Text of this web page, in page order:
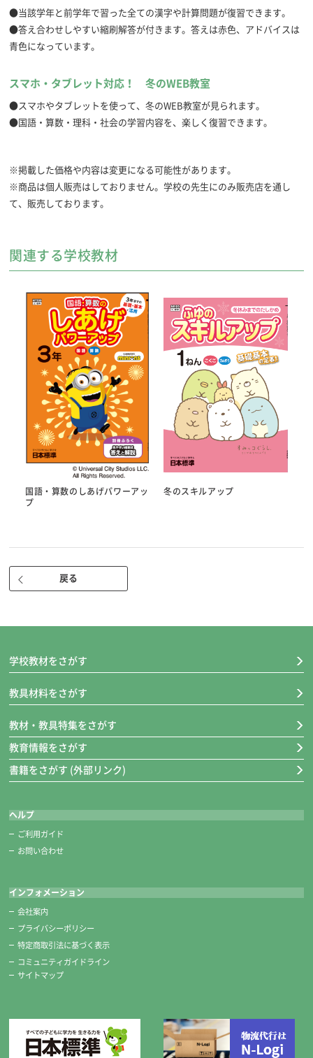
●当該学年と前学年で習った全ての漢字や計算問題が復習できます。
●答え合わせしやすい縮刷解答が付きます。答えは赤色、アドバイスは
青色になっています。
スマホ・タブレット対応！ 冬のWEB教室
●スマホやタブレットを使って、冬のWEB教室が見られます。
●国語・算数・理科・社会の学習内容を、楽しく復習できます。
教科書
●大きさ：A4変形判
●色：オールカラー
●ページ数：[3・4年] 88P
[5・6年] 104P
発行学年
●３年 ４年 ５年 ６年
学校納入定価
漢字・計算完全マスターつき：540円
漢字・計算完全マスターなし：460円
児童用付属品
●全国学力調査「直前チャレンジ 国語・算数」（5年）
●小学校の総復習「中１へダッシュ！」（6年）
●＜別売別冊＞漢字・計算完全マスター（3～6年）
※掲載した価格や内容は変更になる可能性があります。
※商品は個人販売はしておりません。学校の先生にのみ販売店を通し
て、販売しております。
関連する学校教材
国語・算数のしあげパワーアッ
プ
冬のスキルアップ
戻る
学校教材をさがす
教具材料をさがす
教材・教具特集をさがす
教育情報をさがす
書籍をさがす (外部リンク)
ヘルプ
ご利用ガイド
お問い合わせ
インフォメーション
会社案内
プライバシーポリシー
特定商取引法に基づく表示
コミュニティガイドライン
サイトマップ